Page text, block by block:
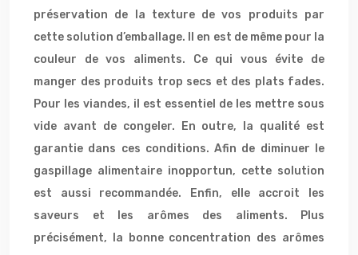
préservation de la texture de vos produits par
cette solution d’emballage. Il en est de même pour la
couleur de vos aliments. Ce qui vous évite de
manger des produits trop secs et des plats fades.
Pour les viandes, il est essentiel de les mettre sous
vide avant de congeler. En outre, la qualité est
garantie dans ces conditions. Afin de diminuer le
gaspillage alimentaire inopportun, cette solution
est aussi recommandée. Enfin, elle accroit les
saveurs et les arômes des aliments. Plus
précisément, la bonne concentration des arômes